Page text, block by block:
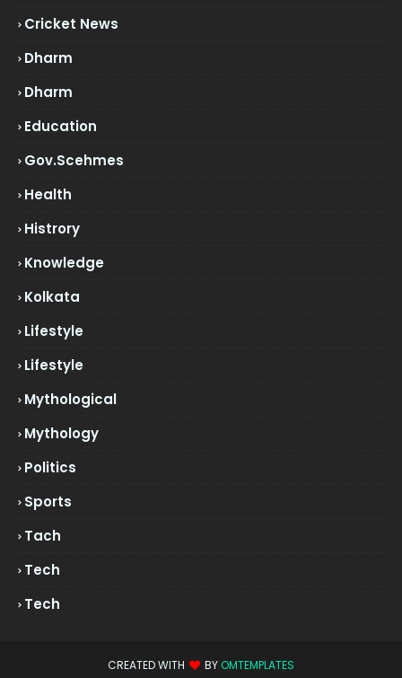
Cricket News
Dharm
Dharm
Education
Gov.scehmes
Health
Histrory
Knowledge
Kolkata
Lifestyle
Lifestyle
Mythological
Mythology
Politics
Sports
Tach
Tech
Tech
CREATED WITH BY OMTEMPLATES